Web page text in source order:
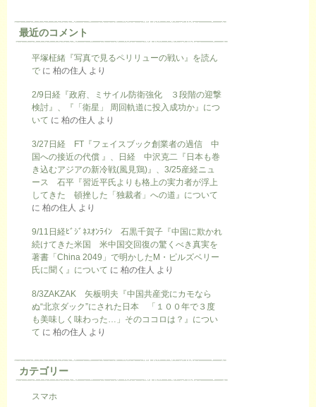
最近のコメント
平塚柾緒『写真で見るペリリューの戦い』を読ん
で に 柏の住人 より
2/9日経『政府、ミサイル防衛強化 ３段階の迎撃
検討』、『「衛星」 周回軌道に投入成功か』につ
いて に 柏の住人 より
3/27日経 FT『フェイスブック創業者の過信 中
国への接近の代償 』、日経 中沢克二『日本も巻
き込むアジアの新冷戦(風見鶏)』、3/25産経ニュ
ース 石平『習近平氏よりも格上の実力者が浮上
してきた 頓挫した「独裁者」への道』について
に 柏の住人 より
9/11日経ﾋﾞｼﾞﾈｽｵﾝﾗｲﾝ 石黒千賀子『中国に欺かれ
続けてきた米国 米中国交回復の驚くべき真実を
著書「China 2049」で明かしたM・ピルズベリー
氏に聞く』について に 柏の住人 より
8/3ZAKZAK 矢板明夫『中国共産党にカモなら
ぬ“北京ダック”にされた日本 「１００年で３度
も美味しく味わった…」そのココロは？』につい
て に 柏の住人 より
カテゴリー
スマホ